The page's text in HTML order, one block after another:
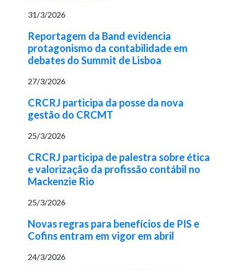
31/3/2026
Reportagem da Band evidencia
protagonismo da contabilidade em
debates do Summit de Lisboa
27/3/2026
CRCRJ participa da posse da nova
gestão do CRCMT
25/3/2026
CRCRJ participa de palestra sobre ética
e valorização da profissão contábil no
Mackenzie Rio
25/3/2026
Novas regras para benefícios de PIS e
Cofins entram em vigor em abril
24/3/2026